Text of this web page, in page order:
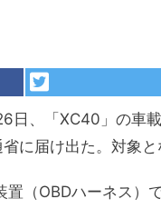
日、「XC40」の車
に届け出た。対象
（OBDハーネス）